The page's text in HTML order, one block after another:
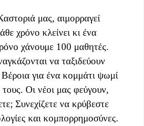
μας, αιμορραγεί
χρόνο κλείνει κι ένα
χάνουμε 100 μαθητές.
να ταξιδεύουν
για ένα κομμάτι ψωμί
τους. Οι νέοι μας φεύγουν,
Συνεχίζετε να κρύβεστε
και κομπορρημοσύνες.